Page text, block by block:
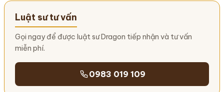
Luật sư tư vấn
Gọi ngay để được luật sư Dragon tiếp nhận và tư vấn
miễn phí.
0983 019 109